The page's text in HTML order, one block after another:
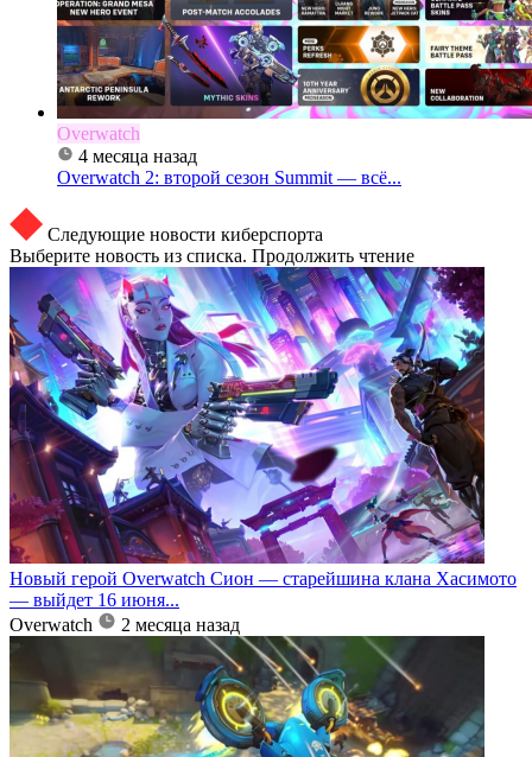
Overwatch
4 месяца назад
Overwatch 2: второй сезон Summit — всё...
Следующие новости киберспорта
Выберите новость из списка. Продолжить чтение
Новый герой Overwatch Сион — старейшина клана Хасимото
— выйдет 16 июня...
Overwatch
2 месяца назад